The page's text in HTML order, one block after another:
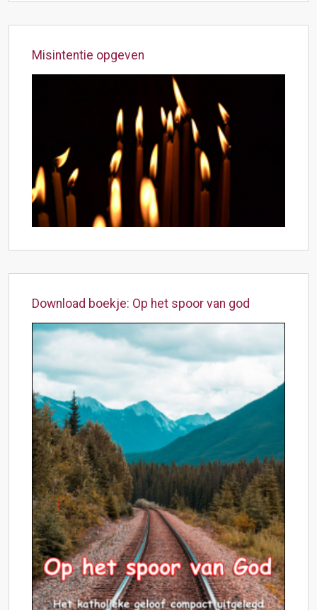
Misintentie opgeven
Download boekje: Op het spoor van god